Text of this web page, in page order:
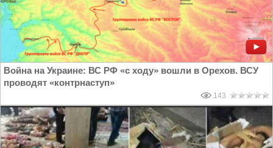
Война на Украине: ВС РФ «с ходу» вошли в Орехов. ВСУ
проводят «контрнаступ»
143